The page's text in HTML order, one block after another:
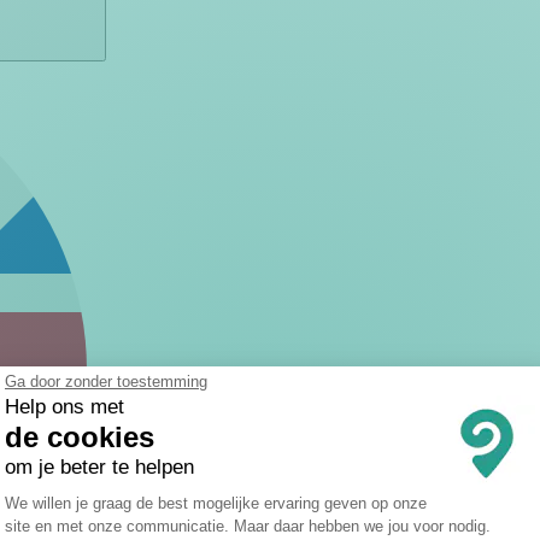
Ga door zonder toestemming
Help ons met
de cookies
om je beter te helpen
Toestemmingsbeheerplatform:
We willen je graag de best mogelijke ervaring geven op onze
site en met onze communicatie. Maar daar hebben we jou voor nodig.